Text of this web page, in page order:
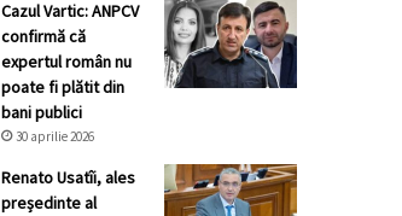
Cazul Vartic: ANPCV
confirmă că
expertul român nu
poate fi plătit din
bani publici
30 aprilie 2026
Renato Usatîi, ales
președinte al